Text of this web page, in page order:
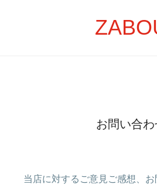
お問い合わ
当店に対するご意見ご感想、お